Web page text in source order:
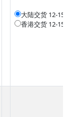
大陆交货 12-15
香港交货 12-15